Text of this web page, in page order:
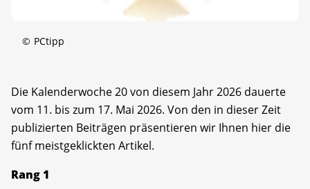
© PCtipp
Die Kalenderwoche 20 von diesem Jahr 2026 dauerte
vom 11. bis zum 17. Mai 2026. Von den in dieser Zeit
publizierten Beiträgen präsentieren wir Ihnen hier die
fünf meistgeklickten Artikel.
Rang 1